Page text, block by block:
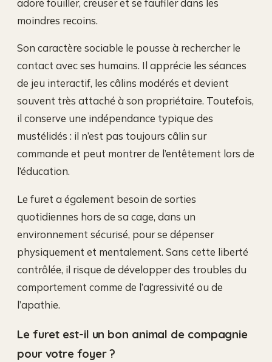
moindres recoins.
Son caractère sociable le pousse à rechercher le
contact avec ses humains. Il apprécie les séances
de jeu interactif, les câlins modérés et devient
souvent très attaché à son propriétaire. Toutefois,
il conserve une indépendance typique des
mustélidés : il n’est pas toujours câlin sur
commande et peut montrer de l’entêtement lors de
l’éducation.
Le furet a également besoin de sorties
quotidiennes hors de sa cage, dans un
environnement sécurisé, pour se dépenser
physiquement et mentalement. Sans cette liberté
contrôlée, il risque de développer des troubles du
comportement comme de l’agressivité ou de
l’apathie.
Le furet est-il un bon animal de compagnie
pour votre foyer ?